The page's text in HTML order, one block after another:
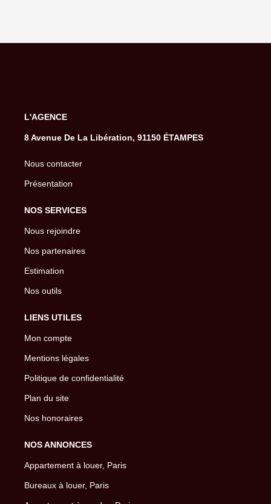
L'AGENCE
8 Avenue De La Libération, 91150 ÉTAMPES
Nous contacter
Présentation
NOS SERVICES
Nous rejoindre
Nos partenaires
Estimation
Nos outils
LIENS UTILES
Mon compte
Mentions légales
Politique de confidentialité
Plan du site
Nos honoraires
NOS ANNONCES
Appartement à louer, Paris
Bureaux à louer, Paris